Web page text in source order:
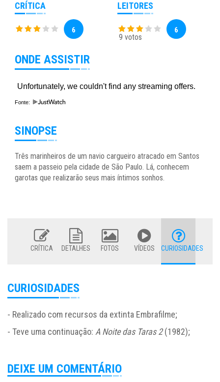
CRÍTICA
6
LEITORES
9 votos
6
ONDE ASSISTIR
Fonte:
SINOPSE
Três marinheiros de um navio cargueiro atracado em Santos
saem a passeio pela cidade de São Paulo. Lá, conhecem
garotas que realizarão seus mais íntimos sonhos.
CRÍTICA DETALHES FOTOS VÍDEOS CURIOSIDADES
CURIOSIDADES
- Realizado com recursos da extinta Embrafilme;
- Teve uma continuação: A Noite das Taras 2(1982);
DEIXE UM COMENTÁRIO